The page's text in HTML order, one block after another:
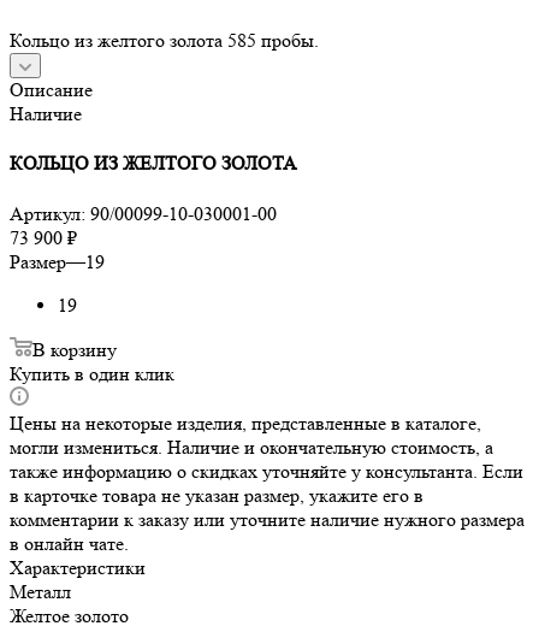
Кольцо из желтого золота 585 пробы.
Описание
Наличие
КОЛЬЦО ИЗ ЖЕЛТОГО ЗОЛОТА
Артикул: 90/00099-10-030001-00
73 900 ₽
Размер—19
19
В корзину
Купить в один клик
Цены на некоторые изделия, представленные в каталоге,
могли измениться. Наличие и окончательную стоимость, а
также информацию о скидках уточняйте у консультанта. Если
в карточке товара не указан размер, укажите его в
комментарии к заказу или уточните наличие нужного размера
в онлайн чате.
Характеристики
Металл
Желтое золото